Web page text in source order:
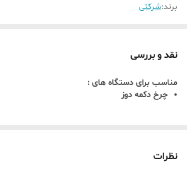
برند:شرکتی
نقد و بررسی
مناسب برای دستگاه های :
چرخ دکمه دوز
نظرات